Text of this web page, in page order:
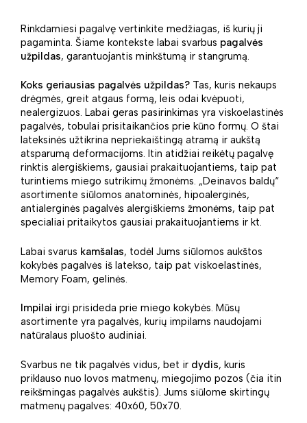
Rinkdamiesi pagalvę vertinkite medžiagas, iš kurių ji
pagaminta. Šiame kontekste labai svarbus pagalvės
užpildas, garantuojantis minkštumą ir stangrumą.
Koks geriausias pagalvės užpildas? Tas, kuris nekaups
drėgmės, greit atgaus formą, leis odai kvėpuoti,
nealergizuos. Labai geras pasirinkimas yra viskoelastinės
pagalvės, tobulai prisitaikančios prie kūno formų. O štai
lateksinės užtikrina nepriekaištingą atramą ir aukštą
atsparumą deformacijoms. Itin atidžiai reikėtų pagalvę
rinktis alergiškiems, gausiai prakaituojantiems, taip pat
turintiems miego sutrikimų žmonėms. „Deinavos baldų“
asortimente siūlomos anatominės, hipoalerginės,
antialerginės pagalvės alergiškiems žmonėms, taip pat
specialiai pritaikytos gausiai prakaituojantiems ir kt.
Labai svarus kamšalas, todėl Jums siūlomos aukštos
kokybės pagalvės iš latekso, taip pat viskoelastinės,
Memory Foam, gelinės.
Impilai irgi prisideda prie miego kokybės. Mūsų
asortimente yra pagalvės, kurių impilams naudojami
natūralaus pluošto audiniai.
Svarbus ne tik pagalvės vidus, bet ir dydis, kuris
priklauso nuo lovos matmenų, miegojimo pozos (čia itin
reikšmingas pagalvės aukštis). Jums siūlome skirtingų
matmenų pagalves: 40x60, 50x70.